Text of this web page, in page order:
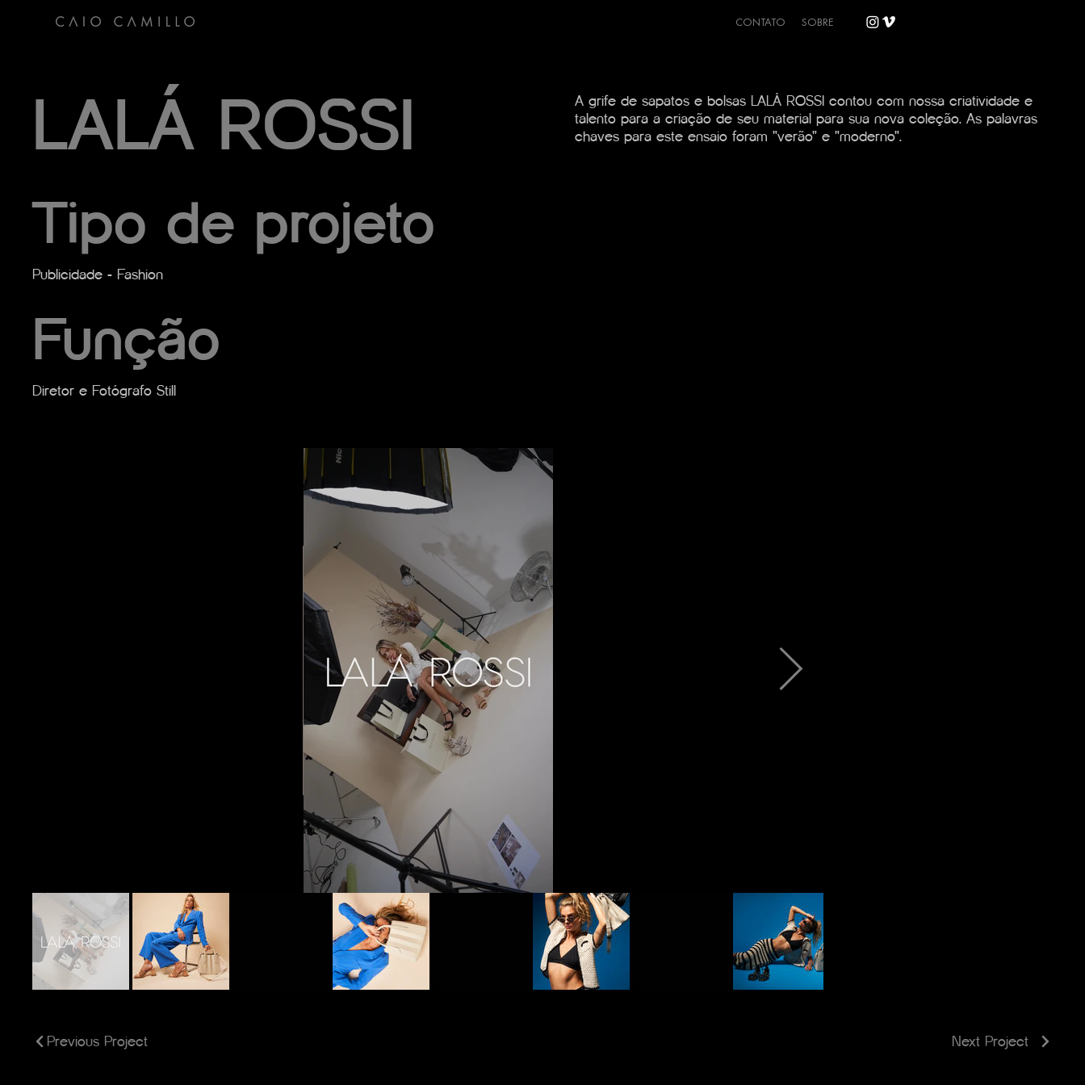
CONTATO SOBRE
LALÁ ROSSI
Tipo de projeto
Publicidade - Fashion
Função
Diretor e Fotógrafo Still
A grife de sapatos e bolsas LALÁ ROSSI contou com nossa criatividade e
talento para a criação de seu material para sua nova coleção. As palavras
chaves para este ensaio foram "verão" e "moderno".
Previous Project Next Project